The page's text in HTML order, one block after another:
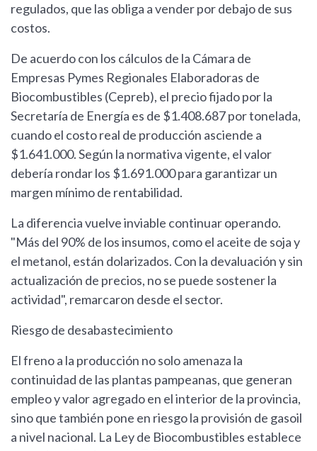
regulados, que las obliga a vender por debajo de sus
costos.
De acuerdo con los cálculos de la Cámara de
Empresas Pymes Regionales Elaboradoras de
Biocombustibles (Cepreb), el precio fijado por la
Secretaría de Energía es de $1.408.687 por tonelada,
cuando el costo real de producción asciende a
$1.641.000. Según la normativa vigente, el valor
debería rondar los $1.691.000 para garantizar un
margen mínimo de rentabilidad.
La diferencia vuelve inviable continuar operando.
"Más del 90% de los insumos, como el aceite de soja y
el metanol, están dolarizados. Con la devaluación y sin
actualización de precios, no se puede sostener la
actividad", remarcaron desde el sector.
Riesgo de desabastecimiento
El freno a la producción no solo amenaza la
continuidad de las plantas pampeanas, que generan
empleo y valor agregado en el interior de la provincia,
sino que también pone en riesgo la provisión de gasoil
a nivel nacional. La Ley de Biocombustibles establece